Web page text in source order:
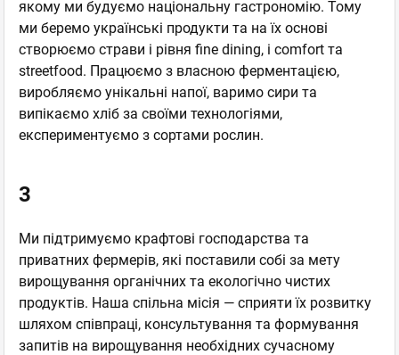
якому ми будуємо національну гастрономію. Тому
ми беремо українські продукти та на їх основі
створюємо страви і рівня fine dining, і comfort та
streetfood. Працюємо з власною ферментацією,
виробляємо унікальні напої, варимо сири та
випікаємо хліб за своїми технологіями,
експериментуємо з сортами рослин.
3
Ми підтримуємо крафтові господарства та
приватних фермерів, які поставили собі за мету
вирощування органічних та екологічно чистих
продуктів. Наша спільна місія — сприяти їх розвитку
шляхом співпраці, консультування та формування
запитів на вирощування необхідних сучасному